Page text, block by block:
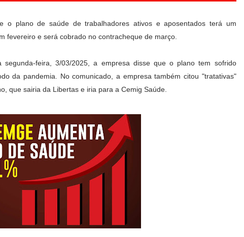
o plano de saúde de trabalhadores ativos e aposentados terá um
fevereiro e será cobrado no contracheque de março.
segunda-feira, 3/03/2025, a empresa disse que o plano tem sofrido
da pandemia. No comunicado, a empresa também citou "tratativas"
que sairia da Libertas e iria para a Cemig Saúde.